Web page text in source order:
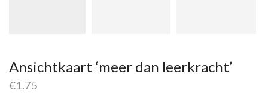
Ansichtkaart ‘meer dan leerkracht’
€1.75